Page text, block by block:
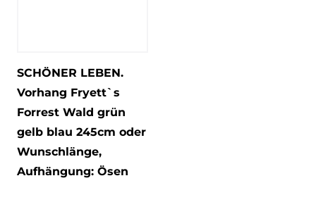
SCHÖNER LEBEN.
Vorhang Fryett`s
Forrest Wald grün
gelb blau 245cm oder
Wunschlänge,
Aufhängung: Ösen